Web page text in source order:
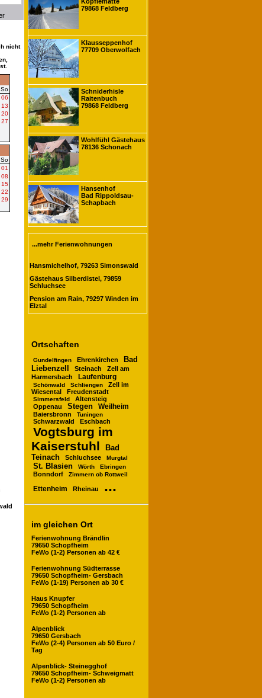
nicht
So
06
13
20
27
So
01
08
15
22
29
79868 Feldberg
Klausseppenhof
77709 Oberwolfach
Schniderhisle
Raitenbuch
79868 Feldberg
Wohlfühl Gästehaus
78136 Schonach
Hansenhof
Bad Rippoldsau-
Schapbach
...mehr Ferienwohnungen
Hansmichelhof, 79263 Simonswald
Gästehaus Silberdistel, 79859
Schluchsee
Pension am Rain, 79297 Winden im
Elztal
Ortschaften
Gundelfingen Ehrenkirchen
Bad
Liebenzell
Steinach
Zell am
Harmersbach
Laufenburg
Schönwald Schliengen
Zell im
Wiesental
Freudenstadt
Simmersfeld
Altensteig
Oppenau
Stegen
Weilheim
Baiersbronn
Tuningen
Schwarzwald Eschbach
Vogtsburg im
Kaiserstuhl
Bad
Teinach
Schluchsee Murgtal
St. Blasien Wörth Ebringen
Bonndorf Zimmern ob Rottweil
Ettenheim Rheinau ...
im gleichen Ort
Ferienwohnung Brändlin
79650 Schopfheim
FeWo (1-2) Personen ab 42 €
Ferienwohnung Südterrasse
79650 Schopfheim- Gersbach
FeWo (1-19) Personen ab 30 €
Haus Knupfer
79650 Schopfheim
FeWo (1-2) Personen ab
Alpenblick
79650 Gersbach
FeWo (2-4) Personen ab 50 Euro /
Tag
Alpenblick- Steinegghof
79650 Schopfheim- Schweigmatt
FeWo (1-2) Personen ab